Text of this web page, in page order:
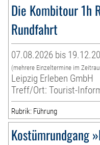
Die Kombitour 1h
Rundfahrt
07.08.2026 bis
(mehrere Einzeltermine im
Leipzig Erleben GmbH
Treff/Ort: Tourist-
Rubrik: Führung
Kostümrundgang